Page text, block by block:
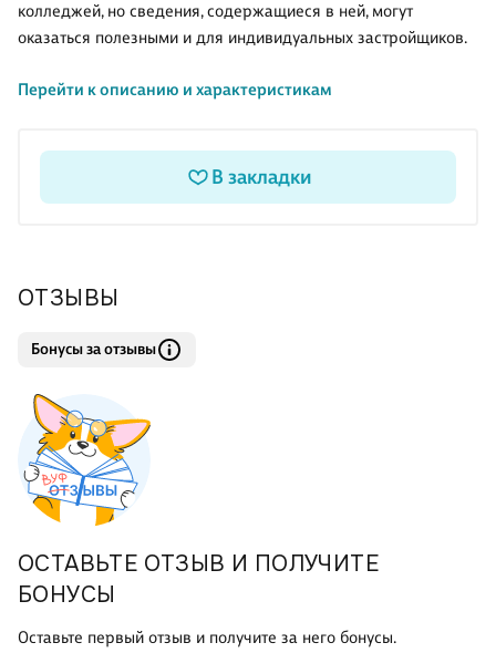
колледжей, но сведения, содержащиеся в ней, могут
оказаться полезными и для индивидуальных застройщиков.
В книге подробно освещены все этапы строительства
жилищном строительстве.
Перейти к описанию и характеристикам
В закладки
ОТЗЫВЫ
Бонусы за отзывы
ОСТАВЬТЕ ОТЗЫВ И ПОЛУЧИТЕ
БОНУСЫ
Оставьте первый отзыв и получите за него бонусы.